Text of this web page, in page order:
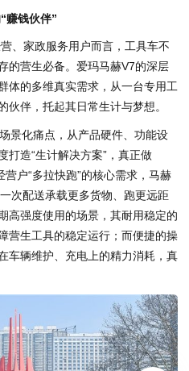
赚钱伙伴”
、家政服务用户而言，工具车不
的营生必备。爱玛马赫V7的深层
体的多维真实需求，从一台专用工
伴，托起其日常生计与梦想。
景化痛点，从产品硬件、功能设
打造“生计解决方案”，真正做
户“多拉快跑”的核心需求，马赫
次配送承载更多货物、跑更远距
高强度使用的场景，其耐用稳定的
营生工具的稳定运行；而便捷的操
车辆维护、充电上的精力消耗，真